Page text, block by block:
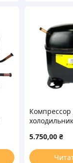
Компрессор
1072W (с
BN201)
5.750,00 ₴